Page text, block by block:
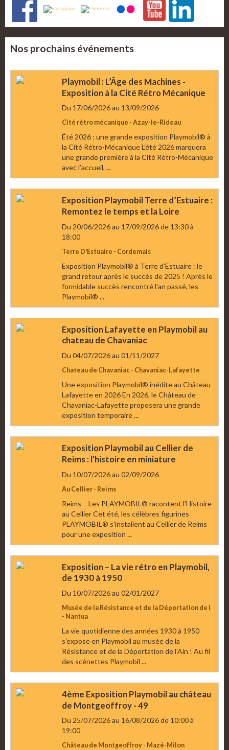
Nos prochains événements
Playmobil : L’Âge des Machines -
Exposition à la Cité Rétro Mécanique
Du 17/06/2026au 13/09/2026
Cité rétro mécanique - Azay-le-Rideau
Été 2026 : une grande exposition Playmobil® à
la Cité Rétro-Mécanique L’été 2026 marquera
une grande première à la Cité Rétro-Mécanique
avec l’accueil, ...
Exposition Playmobil Terre d’Estuaire :
Remontez le temps et la Loire
Du 20/06/2026au 17/09/2026de 13:30à
18:00
Terre D'Estuaire - Cordemais
Exposition Playmobil® à Terre d’Estuaire : le
grand retour après le succès de 2025 ! Après le
formidable succès rencontré l’an passé, les
Playmobil® ...
Exposition Lafayette en Playmobil au
chateau de Chavaniac
Du 04/07/2026au 01/11/2027
Chateau de Chavaniac - Chavaniac-Lafayette
Une exposition Playmobil® inédite au Château
Lafayette en 2026 En 2026, le Château de
Chavaniac-Lafayette proposera une grande
exposition temporaire ...
Exposition Playmobil au Cellier de
Reims : l'histoire en miniature
Du 10/07/2026au 02/09/2026
Au Cellier - Reims
Reims – Les PLAYMOBIL® racontent l'Histoire
au Cellier Cet été, les célèbres figurines
PLAYMOBIL® s'installent au Cellier de Reims
pour une exposition ...
Exposition – La vie rétro en Playmobil,
de 1930 à 1950
Du 10/07/2026au 02/01/2027
Musée de la Résistance et de la Déportation de l
- Nantua
La vie quotidienne des années 1930 à 1950
s’expose en Playmobil au musée de la
Résistance et de la Déportation de l’Ain ! Au fil
des scénettes Playmobil ...
4ème Exposition Playmobil au château
de Montgeoffroy - 49
Du 25/07/2026au 16/08/2026de 10:00à
19:00
Château de Montgeoffroy - Mazé-Milon